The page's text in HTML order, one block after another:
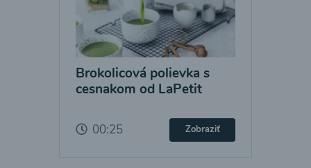
Brokolicová polievka s
cesnakom od LaPetit
00:25 Zobraziť